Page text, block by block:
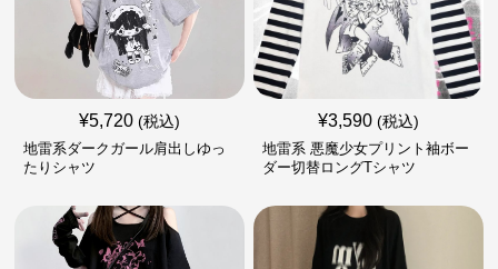
¥5,720 (税込)
地雷系ダークガール肩出しゆっ
たりシャツ
¥3,590 (税込)
地雷系 悪魔少女プリント袖ボー
ダー切替ロングTシャツ